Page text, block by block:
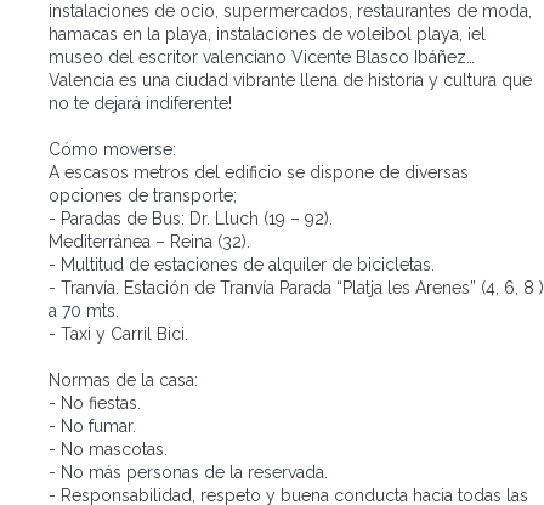
instalaciones de ocio, supermercados, restaurantes de moda,
hamacas en la playa, instalaciones de voleibol playa, ¡el
museo del escritor valenciano Vicente Blasco Ibáñez…
Valencia es una ciudad vibrante llena de historia y cultura que
no te dejará indiferente!
Cómo moverse:
A escasos metros del edificio se dispone de diversas
opciones de transporte;
- Paradas de Bus: Dr. Lluch (19 – 92).
Mediterránea – Reina (32).
- Multitud de estaciones de alquiler de bicicletas.
- Tranvía. Estación de Tranvía Parada “Platja les Arenes” (4, 6, 8 )
a 70 mts.
- Taxi y Carril Bici.
Normas de la casa:
- No fiestas.
- No fumar.
- No mascotas.
- No más personas de la reservada.
- Responsabilidad, respeto y buena conducta hacia todas las